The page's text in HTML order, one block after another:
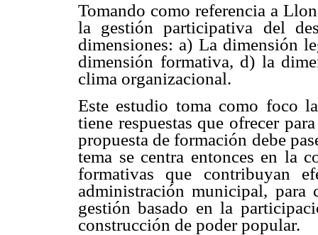
Tomando como referencia a
la gestión participativa del
dimensiones: a) La dimensión
dimensión formativa, d) la
clima organizacional.
Este estudio toma como foco
tiene respuestas que ofrecer
propuesta de formación debe
tema se centra entonces en la
formativas que contribuyan
administración municipal,
gestión basado en la
construcción de poder popular.